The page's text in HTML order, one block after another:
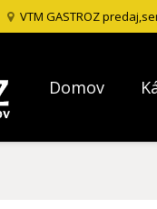
VTM GASTROZ
Domov